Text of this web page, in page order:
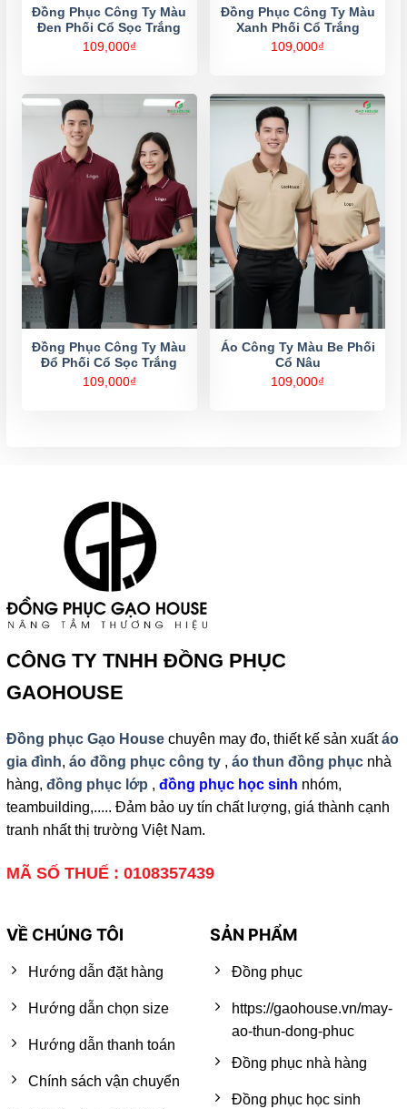
Đồng Phục Công Ty Màu
Đen Phối Cổ Sọc Trắng
109,000₫
Đồng Phục Công Ty Màu
Xanh Phối Cổ Trắng
109,000₫
Đồng Phục Công Ty Màu
Đổ Phối Cổ Sọc Trắng
109,000₫
Áo Công Ty Màu Be Phối
Cổ Nâu
109,000₫
CÔNG TY TNHH ĐỒNG PHỤC
GAOHOUSE
Đồng phục Gạo Housechuyên may đo, thiết kế sản xuấtáo
gia đình, áo đồng phục công ty, áo thun đồng phụcnhà
hàng, đồng phục lớp , đồng phục học sinh nhóm,
teambuilding,..... Đảm bảo uy tín chất lượng, giá thành cạnh
tranh nhất thị trường Việt Nam.
MÃ SỐ THUẾ : 0108357439
VỀ CHÚNG TÔI
Hướng dẫn đặt hàng
Hướng dẫn chọn size
Hướng dẫn thanh toán
Chính sách vận chuyển
SẢN PHẨM
Đồng phục
https://gaohouse.vn/may-
ao-thun-dong-phuc
Đồng phục nhà hàng
Đồng phục học sinh